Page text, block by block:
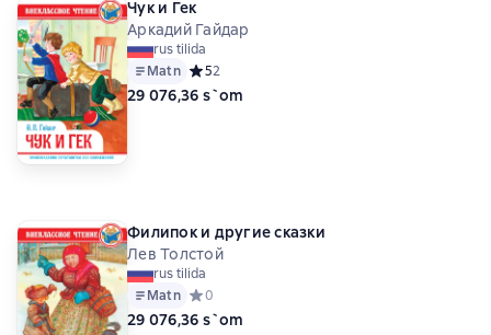
Чук и Гек
Аркадий Гайдар
rus tilida
Matn Средний рейтинг 5 на основе 2 оценок
52
29 076,36 s`om
Филипок и другие сказки
Лев Толстой
rus tilida
Matn Средний рейтинг 0 на основе 0 оценок
0
29 076,36 s`om